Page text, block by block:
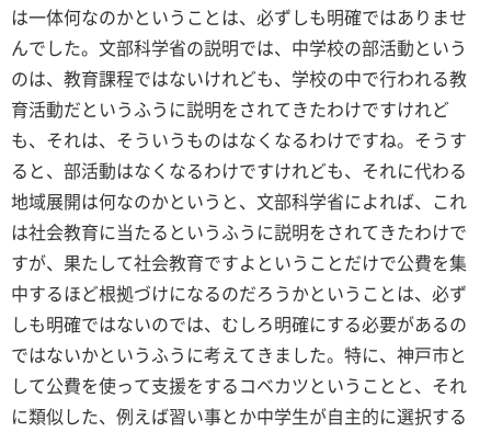
は一体何なのかということは、必ずしも明確ではありませ
んでした。文部科学省の説明では、中学校の部活動という
のは、教育課程ではないけれども、学校の中で行われる教
育活動だというふうに説明をされてきたわけですけれど
も、それは、そういうものはなくなるわけですね。そうす
ると、部活動はなくなるわけですけれども、それに代わる
地域展開は何なのかというと、文部科学省によれば、これ
は社会教育に当たるというふうに説明をされてきたわけで
すが、果たして社会教育ですよということだけで公費を集
中するほど根拠づけになるのだろうかということは、必ず
しも明確ではないのでは、むしろ明確にする必要があるの
ではないかというふうに考えてきました。特に、神戸市と
して公費を使って支援をするコベカツということと、それ
に類似した、例えば習い事とか中学生が自主的に選択する